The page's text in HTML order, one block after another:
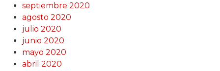
septiembre 2020
agosto 2020
julio 2020
junio 2020
mayo 2020
abril 2020